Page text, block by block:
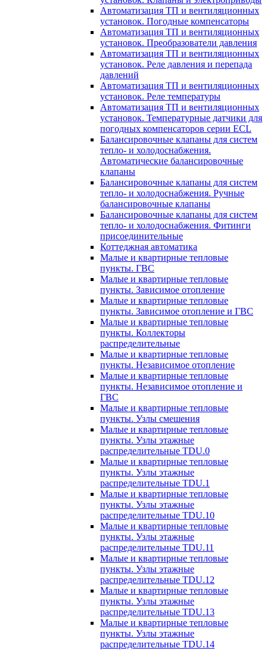
Автоматизация ТП и вентиляционных
установок. Погодные компенсаторы
Автоматизация ТП и вентиляционных
установок. Преобразователи давления
Автоматизация ТП и вентиляционных
установок. Реле давления и перепада
давлений
Автоматизация ТП и вентиляционных
установок. Реле температуры
Автоматизация ТП и вентиляционных
установок. Температурные датчики для
погодных компенсаторов серии ECL
Балансировочные клапаны для систем
тепло- и холодоснабжения.
Автоматические балансировочные
клапаны
Балансировочные клапаны для систем
тепло- и холодоснабжения. Ручные
балансировочные клапаны
Балансировочные клапаны для систем
тепло- и холодоснабжения. Фитинги
присоединительные
Коттеджная автоматика
Малые и квартирные тепловые
пункты. ГВС
Малые и квартирные тепловые
пункты. Зависимое отопление
Малые и квартирные тепловые
пункты. Зависимое отопление и ГВС
Малые и квартирные тепловые
пункты. Коллекторы
распределительные
Малые и квартирные тепловые
пункты. Независимое отопление
Малые и квартирные тепловые
пункты. Независимое отопление и
ГВС
Малые и квартирные тепловые
пункты. Узлы смешения
Малые и квартирные тепловые
пункты. Узлы этажные
распределительные TDU.0
Малые и квартирные тепловые
пункты. Узлы этажные
распределительные TDU.1
Малые и квартирные тепловые
пункты. Узлы этажные
распределительные TDU.10
Малые и квартирные тепловые
пункты. Узлы этажные
распределительные TDU.11
Малые и квартирные тепловые
пункты. Узлы этажные
распределительные TDU.12
Малые и квартирные тепловые
пункты. Узлы этажные
распределительные TDU.13
Малые и квартирные тепловые
пункты. Узлы этажные
распределительные TDU.14